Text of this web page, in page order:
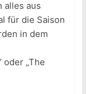
alles aus
für die Saison
in dem
oder „The